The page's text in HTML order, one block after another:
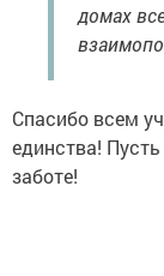
домах
Спасибо всем
единства!
заботе!